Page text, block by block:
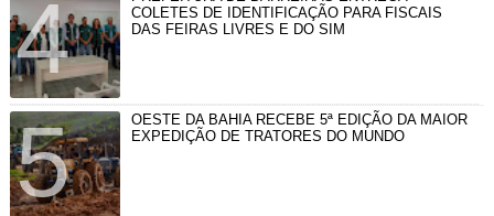
COLETES DE IDENTIFICAÇÃO PARA FISCAIS
DAS FEIRAS LIVRES E DO SIM
OESTE DA BAHIA RECEBE 5ª EDIÇÃO DA MAIOR
EXPEDIÇÃO DE TRATORES DO MUNDO